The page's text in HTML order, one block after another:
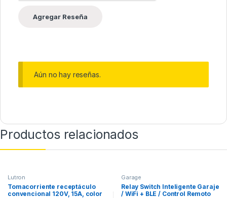
Aún no hay reseñas.
Productos relacionados
Lutron
Tomacorriente receptáculo
convencional 120V, 15A, color
Garage
Relay Switch Inteligente Garaje
/ WiFi + BLE / Control Remoto